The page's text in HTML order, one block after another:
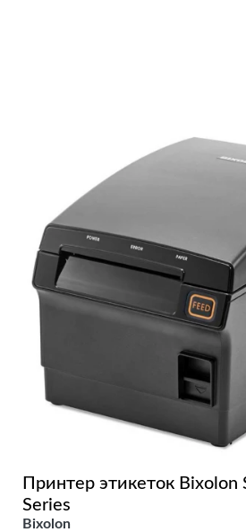
Принтер этикеток Bixolon
Series
Bixolon